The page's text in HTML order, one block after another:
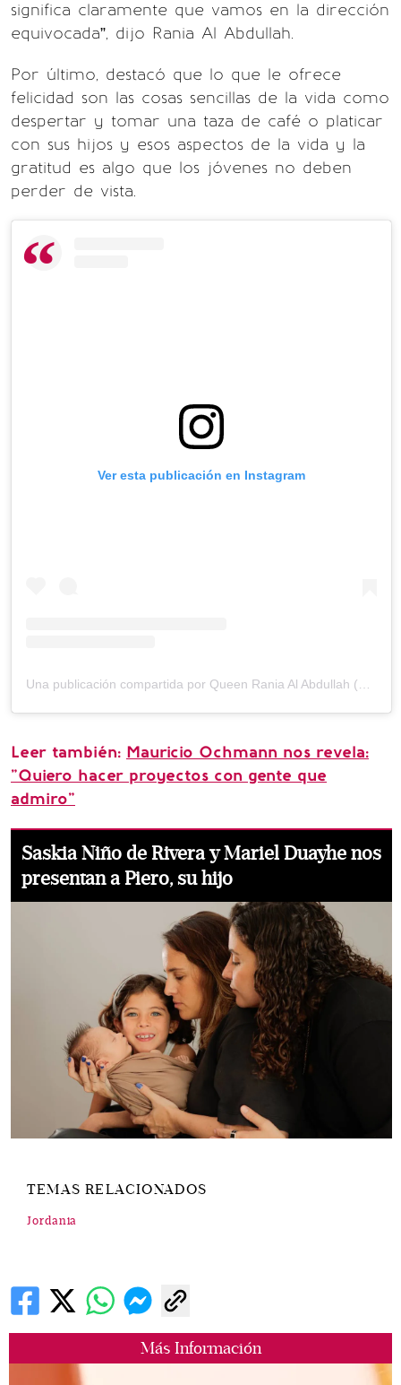
Más Información
significa claramente que vamos en la dirección
equivocada”, dijo Rania Al Abdullah.
Por último, destacó que lo que le ofrece
felicidad son las cosas sencillas de la vida como
despertar y tomar una taza de café o platicar
con sus hijos y esos aspectos de la vida y la
gratitud es algo que los jóvenes no deben
perder de vista.
Ver esta publicación en Instagram
Leer también: Mauricio Ochmann nos revela:
"Quiero hacer proyectos con gente que
admiro"
Saskia Niño de Rivera y Mariel Duayhe nos
presentan a Piero, su hijo
TEMAS RELACIONADOS
Jordania